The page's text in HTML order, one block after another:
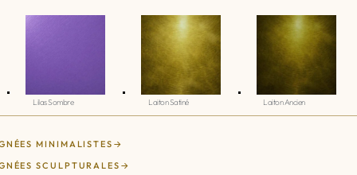
Lilas Sombre Laiton Satiné Laiton Ancien
MINIMALISTES
SCULPTURALES